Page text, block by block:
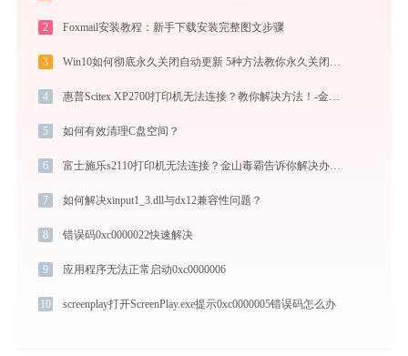
2 Foxmail安装教程：新手下载安装完整图文步骤
3
4 惠普Scitex XP2700打印机无法连接？教你解决方法！-金山毒霸
5 如何有效清理C盘空间？
6 富士施乐s2110打印机无法连接？金山毒霸告诉你解决办法！
7 如何解决xinput1_3.dll与dx12兼容性问题？
8 错误码0xc0000022快速解决
9 应用程序无法正常启动0xc0000006
10 screenplay打开ScreenPlay.exe提示0xc0000005错误码怎么办